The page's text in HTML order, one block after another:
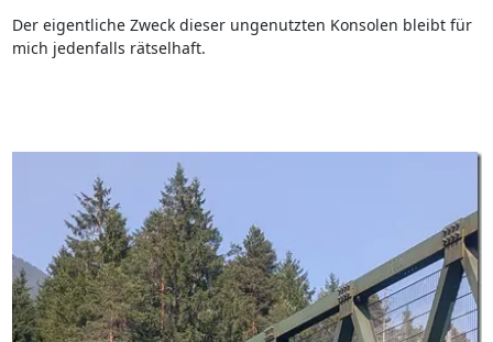
Der eigentliche Zweck dieser ungenutzten Konsolen bleibt für
mich jedenfalls rätselhaft.